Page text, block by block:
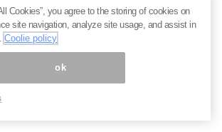
Cookies”, you agree to the storing of cookies on
site navigation, analyze site usage, and assist in
Coolie policy
ok